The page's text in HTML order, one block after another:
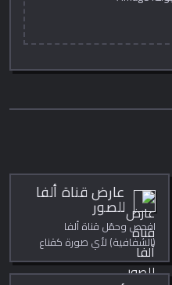
عارض قناة ألفا
للصور
افحص وحمّل قناة ألفا
(الشفافية) لأي صورة كقناع
تدرج رمادي. خاص تمامًا، يعمل
في متصفحك.